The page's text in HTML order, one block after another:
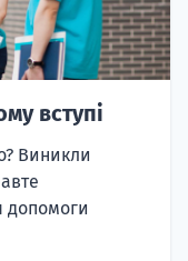
вступі
Виникли
допомоги